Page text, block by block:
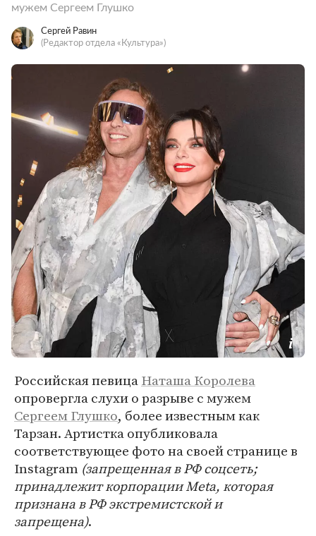
мужем Сергеем Глушко
Сергей Равин
(Редактор отдела «Культура»)
Российская певицаНаташа Королева
опровергла слухи о разрыве с мужем
Сергеем Глушко, более известным как
Тарзан. Артистка опубликовала
соответствующее фото на своей странице в
Instagram (запрещенная в РФ соцсеть;
принадлежит корпорации Meta, которая
признана в РФ экстремистской и
запрещена).